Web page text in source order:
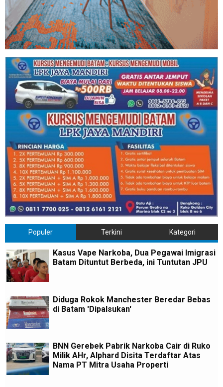
Populer Terkini Kategori
Kasus Vape Narkoba, Dua Pegawai Imigrasi
Batam Dituntut Berbeda, ini Tuntutan JPU
Diduga Rokok Manchester Beredar Bebas
di Batam 'Dipalsukan'
BNN Gerebek Pabrik Narkoba Cair di Ruko
Milik AHr, Alphard Disita Terdaftar Atas
Nama PT Mitra Usaha Properti